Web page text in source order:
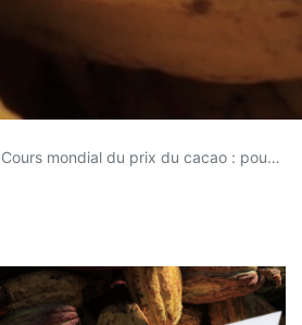
Cours mondial du prix du cacao : pourquoi cette flambée des prix